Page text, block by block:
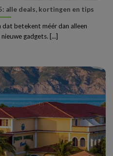
alle deals, kortingen en tips
dat betekent méér dan alleen
gadgets. [...]